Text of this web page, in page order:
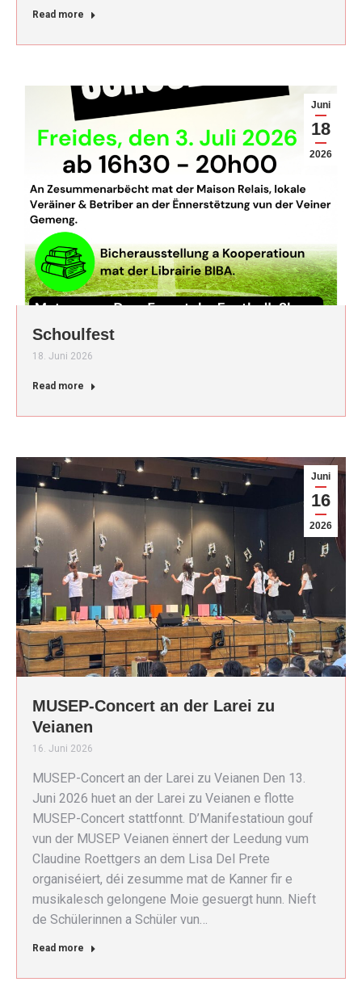
Read more
Juni
18
2026
Schoulfest
18. Juni 2026
Read more
Juni
16
2026
MUSEP-Concert an der Larei zu
Veianen
16. Juni 2026
MUSEP-Concert an der Larei zu Veianen Den 13.
Juni 2026 huet an der Larei zu Veianen e flotte
MUSEP-Concert stattfonnt. D’Manifestatioun gouf
vun der MUSEP Veianen ënnert der Leedung vum
Claudine Roettgers an dem Lisa Del Prete
organiséiert, déi zesumme mat de Kanner fir e
musikalesch gelongene Moie gesuergt hunn. Nieft
de Schülerinnen a Schüler vun…
Read more